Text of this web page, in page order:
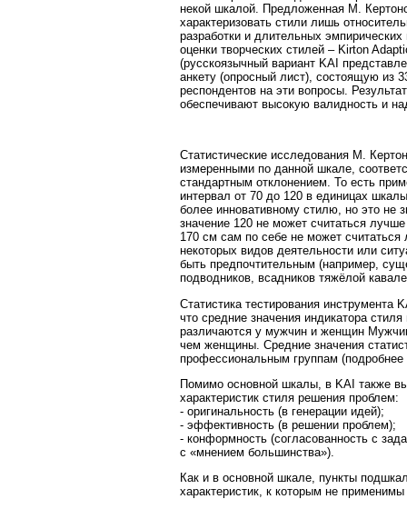
некой шкалой. Предложенная М.
характеризовать стили лишь
разработки и длительных
оценки творческих стилей – Kirton
(русскоязычный вариант KAI
анкету (опросный лист), состоящую из
респондентов на эти вопросы.
обеспечивают высокую валидность и
Статистические исследования М.
измеренными по данной шкале,
стандартным отклонением. То есть
интервал от 70 до 120 в единицах
более инновативному стилю, но это не
значение 120 не может считаться
170 см сам по себе не может
некоторых видов деятельности или
быть предпочтительным (например,
подводников, всадников тяжёлой
Статистика тестирования инструмента
что средние значения индикатора
различаются у мужчин и женщин
чем женщины. Средние значения
профессиональным группам (подробнее
Помимо основной шкалы, в KAI также
характеристик стиля решения проблем:
- оригинальность (в генерации идей);
- эффективность (в решении проблем);
- конформность (согласованность с
с «мнением большинства»).
Как и в основной шкале, пункты
характеристик, к которым не